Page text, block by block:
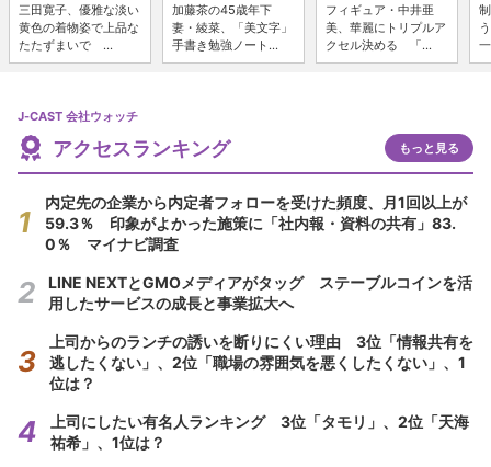
三田寛子、優雅な淡い
黄色の着物姿で上品な
たたずまいで ...
加藤茶の45歳年下
妻・綾菜、「美文字」
手書き勉強ノート...
フィギュア・中井亜
美、華麗にトリプルア
クセル決める 「...
J-CAST 会社ウォッチ
アクセスランキング もっと見る
内定先の企業から内定者フォローを受けた頻度、月1回以上が
59.3％ 印象がよかった施策に「社内報・資料の共有」83.
0％ マイナビ調査
LINE NEXTとGMOメディアがタッグ ステーブルコインを活
用したサービスの成長と事業拡大へ
上司からのランチの誘いを断りにくい理由 3位「情報共有を
逃したくない」、2位「職場の雰囲気を悪くしたくない」、1
位は？
上司にしたい有名人ランキング 3位「タモリ」、2位「天海
祐希」、1位は？